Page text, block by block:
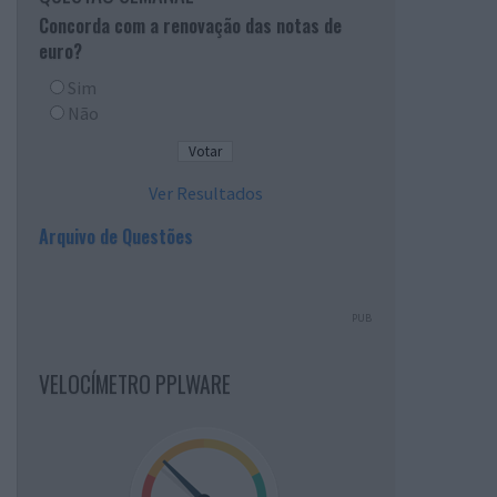
Concorda com a renovação das notas de
euro?
Sim
Não
Ver Resultados
Arquivo de Questões
PUB
VELOCÍMETRO PPLWARE